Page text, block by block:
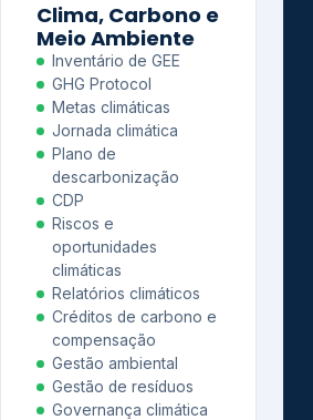
Clima, Carbono e
Meio Ambiente
Inventário de GEE
GHG Protocol
Metas climáticas
Jornada climática
Plano de
descarbonização
CDP
Riscos e
oportunidades
climáticas
Relatórios climáticos
Créditos de carbono e
compensação
Gestão ambiental
Gestão de resíduos
Governança climática